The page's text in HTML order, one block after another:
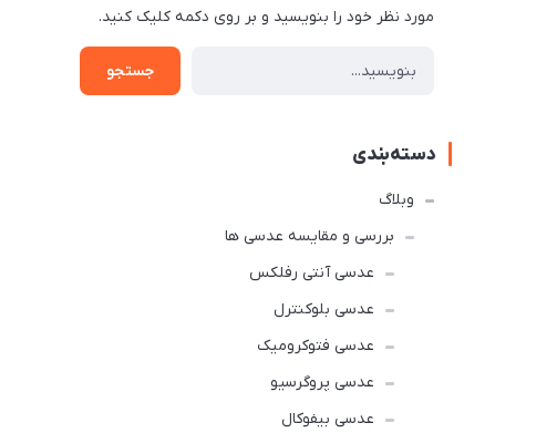
مورد نظر خود را بنویسید و بر روی دکمه کلیک کنید.
جستجو
دسته‌بندی
وبلاگ
بررسی و مقایسه عدسی ها
عدسی آنتی رفلکس
عدسی بلوکنترل
عدسی فتوکرومیک
عدسی پروگرسیو
عدسی بیفوکال